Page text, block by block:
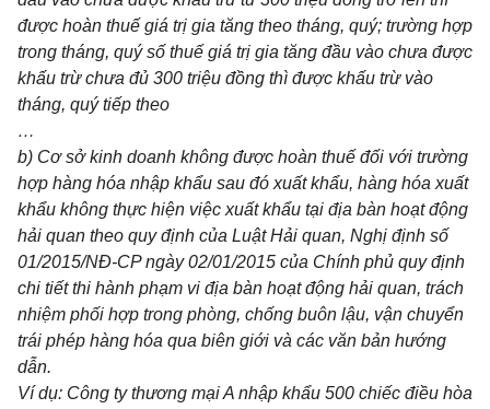
được hoàn thuế giá trị gia tăng theo tháng, quý; trường hợp
trong tháng, quý số thuế giá trị gia tăng đầu vào chưa được
khấu trừ chưa đủ 300 triệu đồng thì được khấu trừ vào
tháng, quý tiếp theo
…
b) Cơ sở kinh doanh không được hoàn thuế đối với trường
hợp hàng hóa nhập khẩu sau đó xuất khẩu, hàng hóa xuất
khẩu không thực hiện việc xuất khẩu tại địa bàn hoạt động
hải quan theo quy định của Luật Hải quan, Nghị định số
01/2015/NĐ-CP ngày 02/01/2015 của Chính phủ quy định
chi tiết thi hành phạm vi địa bàn hoạt động hải quan, trách
nhiệm phối hợp trong phòng, chống buôn lậu, vận chuyển
trái phép hàng hóa qua biên giới và các văn bản hướng
dẫn.
Ví dụ: Công ty thương mại A nhập khẩu 500 chiếc điều hòa